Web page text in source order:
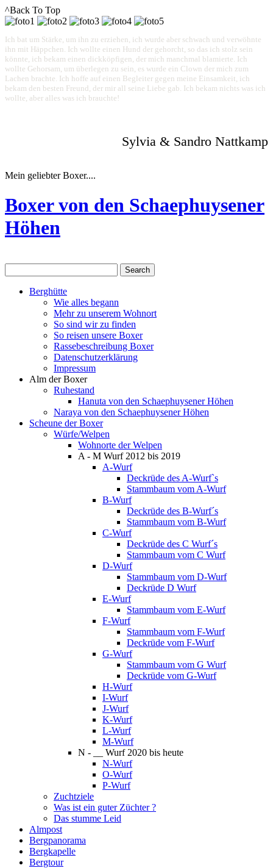
^Back To Top
Ich bat um Stärke, um ihn zu erziehen, ich wurde aber schwach und verwöhnte
ihn mit Häppchen. Ich wollte einen Hund der gehorcht, so das ich stolz sein
könnte, ich bekam einen dickköpfigen, der mich manchmal blamierte. Ich
wollte Gehorsam, um überlegen zu sein, es wurde ein Clown der mich zum
Lachen brachte. Ich hoffe auf einen Begleiter gegen meine Einsamkeit, ich
bekam den besten Freund, der mir all seine Liebe gab. Ich bekam nichts was ich
wollte, aber alles was ich brauchte!
Sylvia & Sandro Nattkamp
Mein geliebter Boxer....
Boxer von den Schaephuysener
Höhen
Berghütte
Wie alles begann
Mehr zu unserem Wohnort
So sind wir zu finden
So reisen unsere Boxer
Rassebeschreibung Boxer
Datenschutzerklärung
Impressum
Alm der Boxer
Ruhestand
Hanuta von den Schaephuysener Höhen
Naraya von den Schaephuysener Höhen
Scheune der Boxer
Würfe/Welpen
Wohnorte der Welpen
A - M Wurf 2012 bis 2019
A-Wurf
Deckrüde des A-Wurf`s
Stammbaum vom A-Wurf
B-Wurf
Deckrüde des B-Wurf´s
Stammbaum vom B-Wurf
C-Wurf
Deckrüde des C Wurf´s
Stammbaum vom C Wurf
D-Wurf
Stammbaum vom D-Wurf
Deckrüde D Wurf
E-Wurf
Stammbaum vom E-Wurf
F-Wurf
Stammbaum vom F-Wurf
Deckrüde vom F-Wurf
G-Wurf
Stammbaum vom G Wurf
Deckrüde vom G-Wurf
H-Wurf
I-Wurf
J-Wurf
K-Wurf
L-Wurf
M-Wurf
N - __ Wurf 2020 bis heute
N-Wurf
O-Wurf
P-Wurf
Zuchtziele
Was ist ein guter Züchter ?
Das stumme Leid
Almpost
Bergpanorama
Bergkapelle
Bergtour